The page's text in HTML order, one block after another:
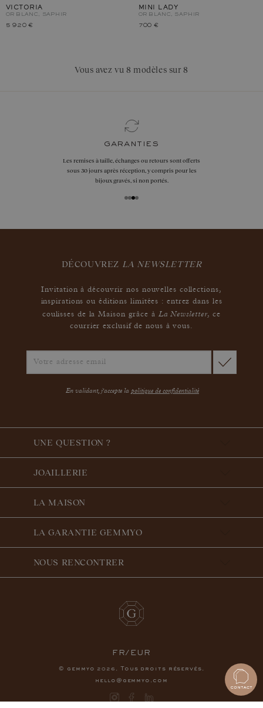
VICTORIA
OR BLANC, SAPHIR
5 920 €
MINI LADY
OR BLANC, SAPHIR
700 €
Vous avez vu 8 modèles sur 8
garanties
Les remises à taille, échanges ou retours sont offerts
sous 30 jours après réception, y compris pour les
bijoux gravés, si non portés.
DÉCOUVREZ LA NEWSLETTER
Invitation à découvrir nos nouvelles collections,
inspirations ou éditions limitées : entrez dans les
coulisses de la Maison grâce à La Newsletter,ce
courrier exclusif de nous à vous.
En validant, j'accepte la politique de confidentialité
UNE QUESTION ?
JOAILLERIE
LA MAISON
LA GARANTIE GEMMYO
NOUS RENCONTRER
FR/EUR
© gemmyo 2026 . Tous droits réservés.
hello@gemmyo.com